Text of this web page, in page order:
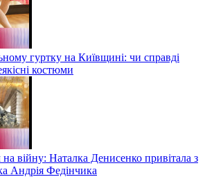
гуртку на Київщині: чи справді
костюми
війну: Наталка Денисенко привітала з
Андрія Федінчика